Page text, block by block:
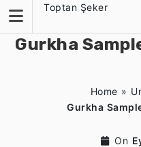
content
Toptan Şeker
Gurkha
Home »
Gurkha
On